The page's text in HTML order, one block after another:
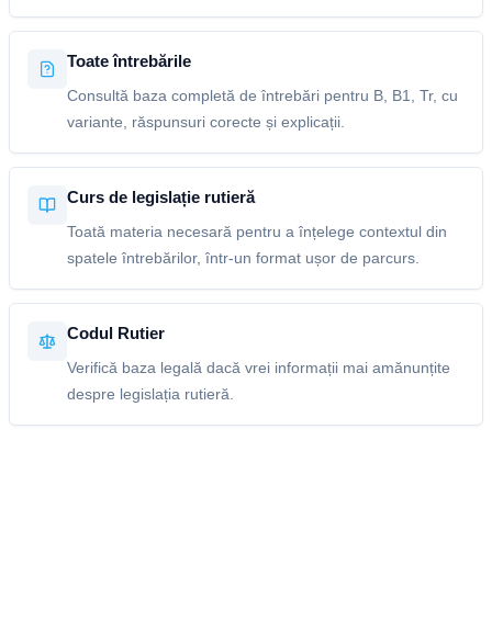
Toate întrebările
Consultă baza completă de întrebări pentru B, B1, Tr, cu
variante, răspunsuri corecte și explicații.
Curs de legislație rutieră
Toată materia necesară pentru a înțelege contextul din
spatele întrebărilor, într-un format ușor de parcurs.
Codul Rutier
Verifică baza legală dacă vrei informații mai amănunțite
despre legislația rutieră.